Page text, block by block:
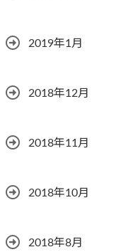
2019年1月
2018年12月
2018年11月
2018年10月
2018年8月